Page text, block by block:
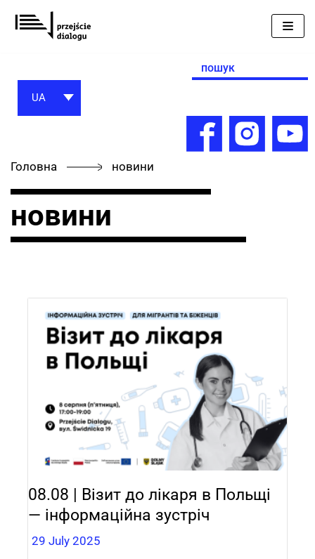
Перейти
до
Search
for:
UA
Головна новини
новини
08.08 | Візит до лікаря в Польщі
— інформаційна зустріч
29 July 2025